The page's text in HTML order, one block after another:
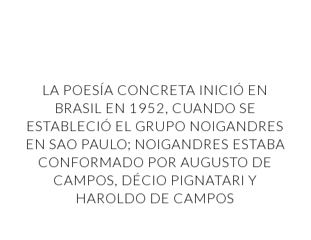
LA POESÍA CONCRETA INICIÓ EN
BRASIL EN 1952, CUANDO SE
ESTABLECIÓ EL GRUPO NOIGANDRES
EN SAO PAULO; NOIGANDRES ESTABA
CONFORMADO POR AUGUSTO DE
CAMPOS, DÉCIO PIGNATARI Y
HAROLDO DE CAMPOS